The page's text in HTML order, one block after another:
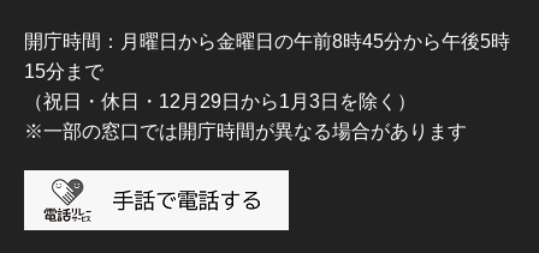
開庁時間：月曜日から金曜日の午前8時45分から午後5時
15分まで
（祝日・休日・12月29日から1月3日を除く）
※一部の窓口では開庁時間が異なる場合があります